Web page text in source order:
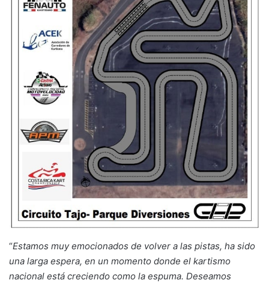
“Estamos muy emocionados de volver a las pistas, ha sido
una larga espera, en un momento donde el kartismo
nacional está creciendo como la espuma. Deseamos